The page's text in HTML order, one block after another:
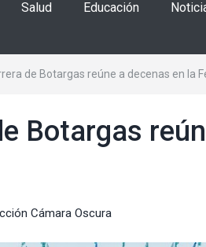
Salud Educación
de Botargas reúne a decenas en la
Botargas
Cámara Oscura